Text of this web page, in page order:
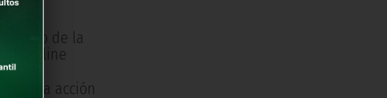
de la
online
esta acción